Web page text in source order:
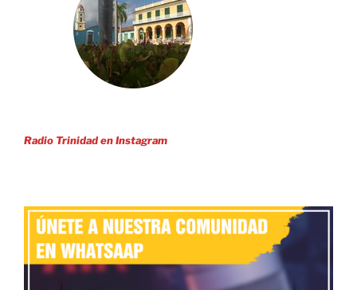
Radio Trinidad en Instagram